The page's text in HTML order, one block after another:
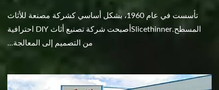
تأسست في عام 1960، بشكل أساسي كشركة مصنعة للأثاث
المسطح.Slicethinnerأصبحت شركة تصنيع أثاث DIY احترافية
من التصميم إلى المعالجة...